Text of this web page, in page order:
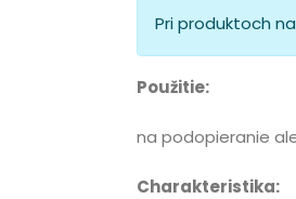
Pri produktoch
Použitie:
na podopieranie
Charakteristika: